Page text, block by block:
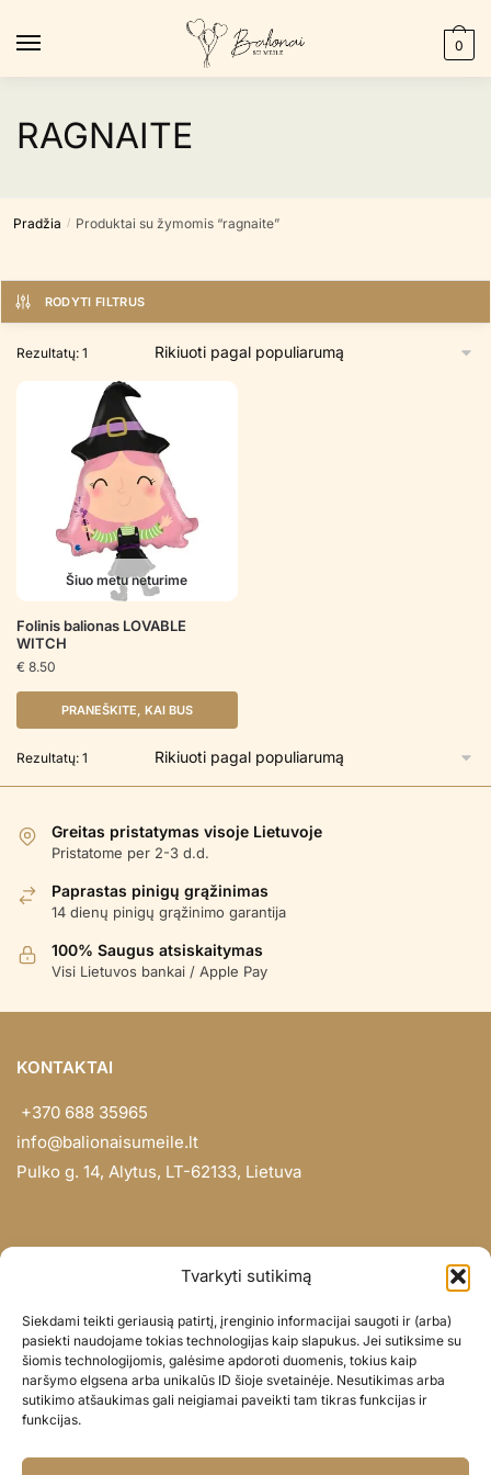
Tvarkyti sutikimą
Siekdami teikti geriausią patirtį, įrenginio informacijai saugoti ir (arba)
pasiekti naudojame tokias technologijas kaip slapukus. Jei sutiksime su
šiomis technologijomis, galėsime apdoroti duomenis, tokius kaip
naršymo elgsena arba unikalūs ID šioje svetainėje. Nesutikimas arba
sutikimo atšaukimas gali neigiamai paveikti tam tikras funkcijas ir
funkcijas.
0
RAGNAITE
Pradžia / Produktai su žymomis “ragnaite”
RODYTI FILTRUS
Rezultatų: 1
Šiuo metu neturime
Folinis balionas LOVABLE
WITCH
€ 8.50
PRANEŠKITE, KAI BUS
Rezultatų: 1
Greitas pristatymas visoje Lietuvoje
Pristatome per 2-3 d.d.
Paprastas pinigų grąžinimas
14 dienų pinigų grąžinimo garantija
100% Saugus atsiskaitymas
Visi Lietuvos bankai / Apple Pay
KONTAKTAI
+370 688 35965
info@balionaisumeile.lt
Pulko g. 14, Alytus, LT-62133, Lietuva
Didmena
Darbų portfolio
Privatumo politika
Parduotuvės politika